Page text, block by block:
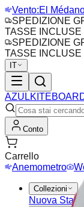
Vento:El
SPEDIZIONE
TASSE INCLUSE
SPEDIZIONE
TASSE INCLUSE
IT
AZUL
Conto
Carrello
Anemometro
Collezioni
Nuova